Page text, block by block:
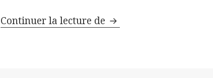
Continuer la lecture de Anciens SS –